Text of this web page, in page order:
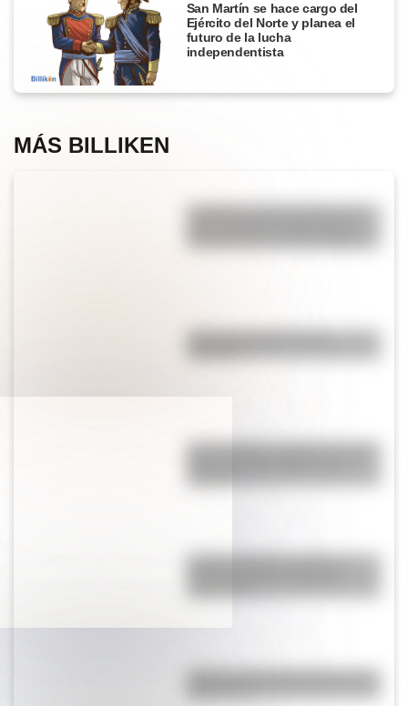
San Martín se hace cargo del
Ejército del Norte y planea el
futuro de la lucha
independentista
MÁS BILLIKEN
Lola Mora: mirá el video de la
¿Por qué el jabón forma
San Cayetano: ¿quién fue y por
Cuerpo humano: ¿Qué es y
digestivo?
¿Qué son los hiperónimos y los